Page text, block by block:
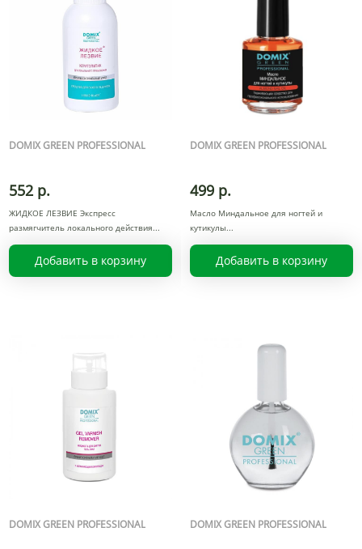
DOMIX GREEN PROFESSIONAL
552 р.
ЖИДКОЕ ЛЕЗВИЕ Экспресс
размягчитель локального действия
Добавить в корзину
DOMIX GREEN PROFESSIONAL
499 р.
Масло Миндальное для ногтей и
кутикулы
Добавить в корзину
DOMIX GREEN PROFESSIONAL DOMIX GREEN PROFESSIONAL